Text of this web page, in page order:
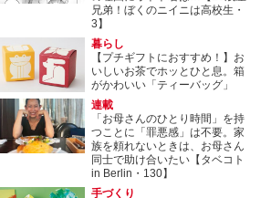
兄弟！ぼくのニイニは高校生・
3】
暮らし
【プチギフトにおすすめ！】お
いしいお茶でホッとひと息。箱
がかわいい「ティーバッグ」
連載
「お母さんのひとり時間」を持
つことに「罪悪感」は不要。家
族を頼れないときは、お母さん
同士で助け合いたい【タベコト
in Berlin・130】
手づくり